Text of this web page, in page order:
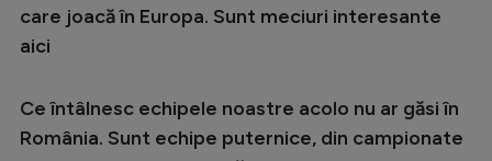
care joacă în Europa. Sunt meciuri interesante
aici
Ce întâlnesc echipele noastre acolo nu ar găsi în
România. Sunt echipe puternice, din campionate